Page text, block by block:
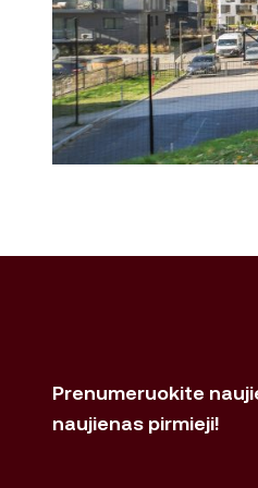
Prenumeruokite
naujienas pirmieji!